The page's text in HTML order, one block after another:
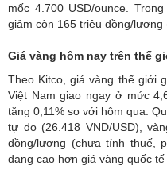
mốc 4.700 USD/ounce.
giảm còn 165 triệu đồng/lượng
Giá vàng hôm nay trên thế
Theo Kitco, giá vàng thế giới
Việt Nam giao ngay ở mức
tăng 0,11% so với hôm qua.
tự do (26.418 VND/USD),
đồng/lượng (chưa tính thuế,
đang cao hơn giá vàng quốc